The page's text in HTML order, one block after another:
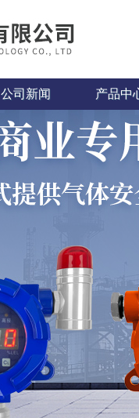
公司新闻 产品中